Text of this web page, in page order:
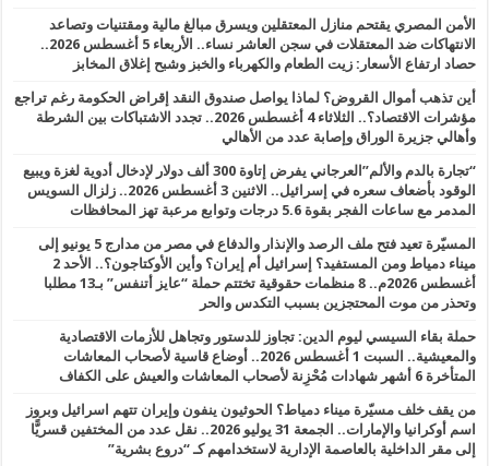
الأمن المصري يقتحم منازل المعتقلين ويسرق مبالغ مالية ومقتنيات وتصاعد
الانتهاكات ضد المعتقلات في سجن العاشر نساء.. الأربعاء 5 أغسطس 2026..
حصاد ارتفاع الأسعار: زيت الطعام والكهرباء والخبز وشبح إغلاق المخابز
أين تذهب أموال القروض؟ لماذا يواصل صندوق النقد إقراض الحكومة رغم تراجع
مؤشرات الاقتصاد؟.. الثلاثاء 4 أغسطس 2026.. تجدد الاشتباكات بين الشرطة
وأهالي جزيرة الوراق وإصابة عدد من الأهالي
“تجارة بالدم والألم”العرجاني يفرض إتاوة 300 ألف دولار لإدخال أدوية لغزة ويبيع
الوقود بأضعاف سعره في إسرائيل.. الاثنين 3 أغسطس 2026.. زلزال السويس
المدمر مع ساعات الفجر بقوة 5.6 درجات وتوابع مرعبة تهز المحافظات
المسيّرة تعيد فتح ملف الرصد والإنذار والدفاع في مصر من مدارج 5 يونيو إلى
ميناء دمياط ومن المستفيد؟ إسرائيل أم إيران؟ وأين الأوكتاجون؟.. الأحد 2
أغسطس 2026م.. 8 منظمات حقوقية تختتم حملة “عايز أتنفس” بـ13 مطلبا
وتحذر من موت المحتجزين بسبب التكدس والحر
حملة بقاء السيسي ليوم الدين: تجاوز للدستور وتجاهل للأزمات الاقتصادية
والمعيشية.. السبت 1 أغسطس 2026.. أوضاع قاسية لأصحاب المعاشات
المتأخرة 6 أشهر شهادات مُحْزِنة لأصحاب المعاشات والعيش على الكفاف
من يقف خلف مسيّرة ميناء دمياط؟ الحوثيون ينفون وإيران تتهم اسرائيل وبروز
اسم أوكرانيا والإمارات.. الجمعة 31 يوليو 2026.. نقل عدد من المختفين قسريًّا
إلى مقر الداخلية بالعاصمة الإدارية لاستخدامهم كـ “دروع بشرية”